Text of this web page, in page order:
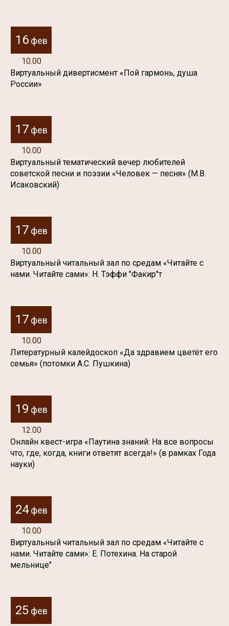
16фев
10.00
Виртуальный дивертисмент «Пой гармонь, душа
России»
17 фев
10.00
Виртуальный тематический вечер любителей
советской песни и поэзии «Человек — песня» (М.В.
Исаковский)
17 фев
10.00
Виртуальный читальный зал по средам «Читайте с
нами. Читайте сами»: Н. Тэффи "Факир"т
17 фев
10.00
Литературный калейдоскоп «Да здравием цветёт его
семья» (потомки А.С. Пушкина)
19 фев
12.00
Онлайн квест-игра «Паутина знаний: На все вопросы
что, где, когда, книги ответят всегда!» (в рамках Года
науки)
24фев
10.00
Виртуальный читальный зал по средам «Читайте с
нами. Читайте сами»: Е. Потехина. На старой
мельнице"
25фев